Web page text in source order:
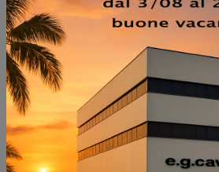
NON PERDERTI ANCHE: